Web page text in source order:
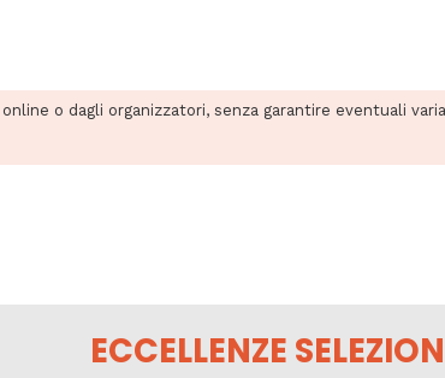
o dagli organizzatori, senza garantire eventuali
ECCELLENZE